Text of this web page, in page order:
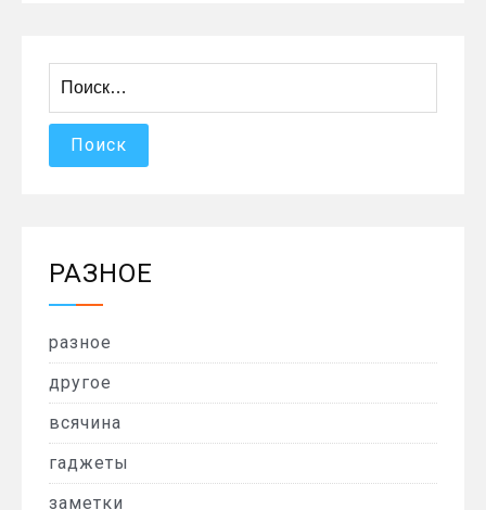
РАЗНОЕ
разное
другое
всячина
гаджеты
заметки